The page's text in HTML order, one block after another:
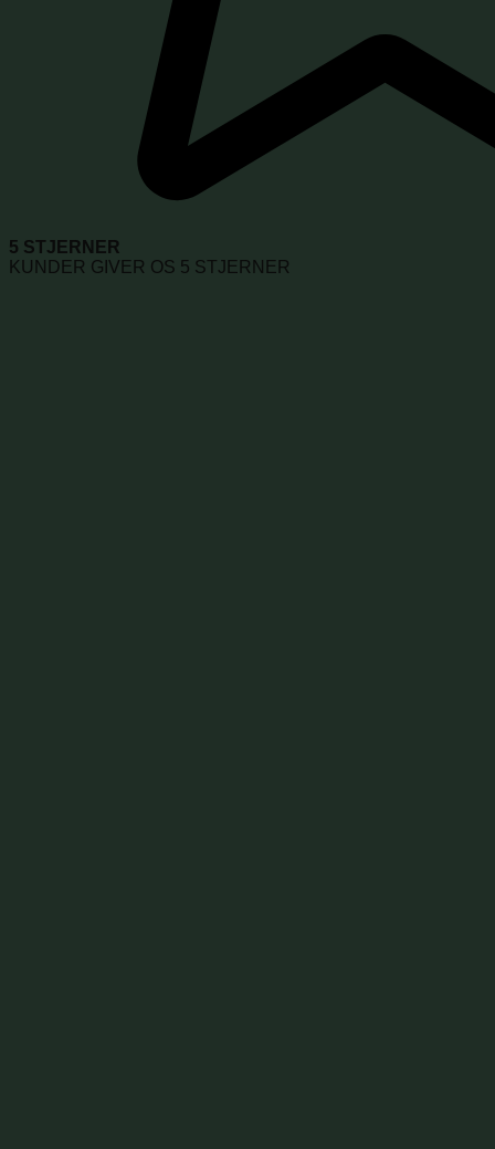
5 STJERNER
KUNDER GIVER OS 5 STJERNER